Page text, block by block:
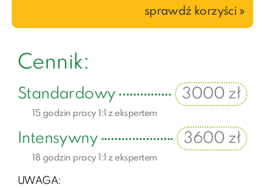
sprawdź korzyści »
Cennik:
Standardowy 3000 zł
15 godzin pracy 1:1 z ekspertem
Intensywny 3600 zł
18 godzin pracy 1:1 z ekspertem
UWAGA: